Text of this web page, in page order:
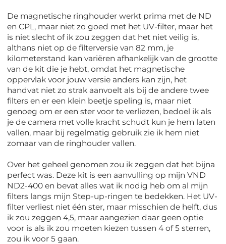
De magnetische ringhouder werkt prima met de ND
en CPL, maar niet zo goed met het UV-filter, maar het
is niet slecht of ik zou zeggen dat het niet veilig is,
althans niet op de filterversie van 82 mm, je
kilometerstand kan variëren afhankelijk van de grootte
van de kit die je hebt, omdat het magnetische
oppervlak voor jouw versie anders kan zijn, het
handvat niet zo strak aanvoelt als bij de andere twee
filters en er een klein beetje speling is, maar niet
genoeg om er een ster voor te verliezen, bedoel ik als
je de camera met volle kracht schudt kun je hem laten
vallen, maar bij regelmatig gebruik zie ik hem niet
zomaar van de ringhouder vallen.
Over het geheel genomen zou ik zeggen dat het bijna
perfect was. Deze kit is een aanvulling op mijn VND
ND2-400 en bevat alles wat ik nodig heb om al mijn
filters langs mijn Step-up-ringen te bedekken. Het UV-
filter verliest niet één ster, maar misschien de helft, dus
ik zou zeggen 4,5, maar aangezien daar geen optie
voor is als ik zou moeten kiezen tussen 4 of 5 sterren,
zou ik voor 5 gaan.